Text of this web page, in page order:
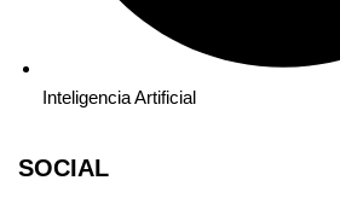
Inteligencia Artificial
SOCIAL